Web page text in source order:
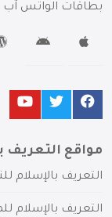
بطاقات الواتس آب
مواقع التعريف
التعريف بالإسلام
التعريف بالإسلام